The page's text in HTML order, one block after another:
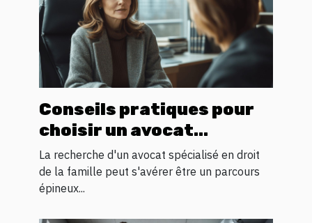
Conseils pratiques pour
choisir un avocat
spécialisé en droit
familial
La recherche d'un avocat spécialisé en droit
de la famille peut s'avérer être un parcours
épineux...